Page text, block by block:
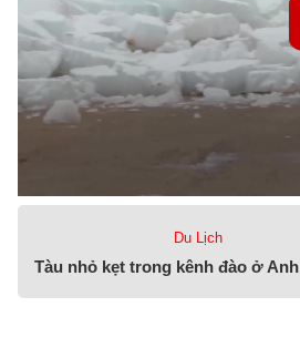
Du Lịch
Tàu nhỏ kẹt trong kênh đào ở Anh